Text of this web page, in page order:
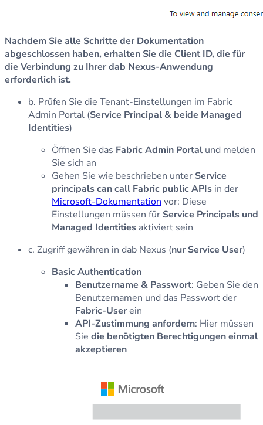
Nachdem Sie alle Schritte der Dokumentation
abgeschlossen haben, erhalten Sie die Client ID, die für
die Verbindung zu Ihrer dab Nexus-Anwendung
erforderlich ist.
b. Prüfen Sie die Tenant-Einstellungen im Fabric
Admin Portal (Service Principal & beide Managed
Identities)
Öffnen Sie das Fabric Admin Portal und melden
Sie sich an
Gehen Sie wie beschrieben unter Service
principals can call Fabric public APIs in der
Microsoft-Dokumentation vor: Diese
Einstellungen müssen für Service Principals und
Managed Identities aktiviert sein
c. Zugriff gewähren in dab Nexus (nur Service User)
Basic Authentication
Benutzername & Passwort: Geben Sie den
Benutzernamen und das Passwort der
Fabric-Userein
API-Zustimmung anfordern: Hier müssen
Sie die benötigten Berechtigungen einmal
akzeptieren